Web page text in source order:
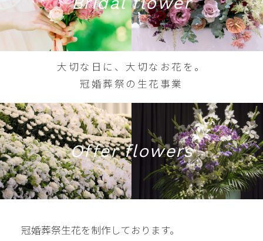
大切な日に、大切なお花を。
冠婚葬祭の生花事業
Offer flowers
冠婚葬祭生花を制作しております。